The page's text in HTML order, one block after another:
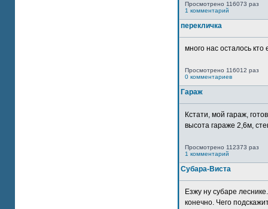
Просмотрено 116073 раз
1 комментарий
перекличка
много нас осталось
Просмотрено 116012 раз
0 комментариев
Гараж
Кстати, мой гараж,
высота гараже 2,6м,
Просмотрено 112373 раз
1 комментарий
Субара-Виста
Езжу ну субаре
конечно. Чего